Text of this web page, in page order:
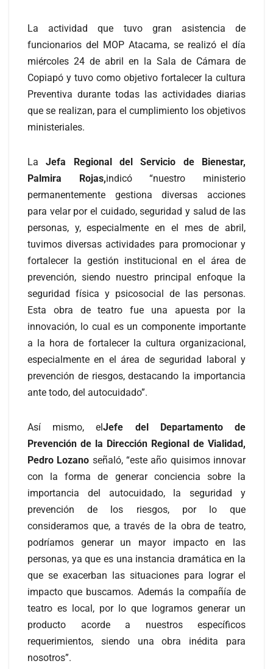
La actividad que tuvo gran asistencia de
funcionarios del MOP Atacama, se realizó el día
miércoles 24 de abril en la Sala de Cámara de
Copiapó y tuvo como objetivo fortalecer la cultura
Preventiva durante todas las actividades diarias
que se realizan, para el cumplimiento los objetivos
ministeriales.
La Jefa Regional del Servicio de Bienestar,
Palmira Rojas,indicó “nuestro ministerio
permanentemente gestiona diversas acciones
para velar por el cuidado, seguridad y salud de las
personas, y, especialmente en el mes de abril,
tuvimos diversas actividades para promocionar y
fortalecer la gestión institucional en el área de
prevención, siendo nuestro principal enfoque la
seguridad física y psicosocial de las personas.
Esta obra de teatro fue una apuesta por la
innovación, lo cual es un componente importante
a la hora de fortalecer la cultura organizacional,
especialmente en el área de seguridad laboral y
prevención de riesgos, destacando la importancia
ante todo, del autocuidado”.
Así mismo, elJefe del Departamento de
Prevención de la Dirección Regional de Vialidad,
Pedro Lozano señaló, “este año quisimos innovar
con la forma de generar conciencia sobre la
importancia del autocuidado, la seguridad y
prevención de los riesgos, por lo que
consideramos que, a través de la obra de teatro,
podríamos generar un mayor impacto en las
personas, ya que es una instancia dramática en la
que se exacerban las situaciones para lograr el
impacto que buscamos. Además la compañía de
teatro es local, por lo que logramos generar un
producto acorde a nuestros específicos
requerimientos, siendo una obra inédita para
nosotros”.